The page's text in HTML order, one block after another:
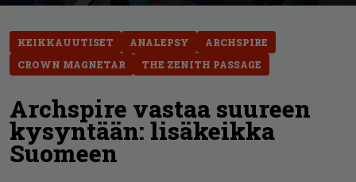
KEIKKAUUTISET ANALEPSY
ARCHSPIRE
CROWN MAGNETAR
THE ZENITH PASSAGE
Archspire vastaa suureen
kysyntään: lisäkeikka
Suomeen